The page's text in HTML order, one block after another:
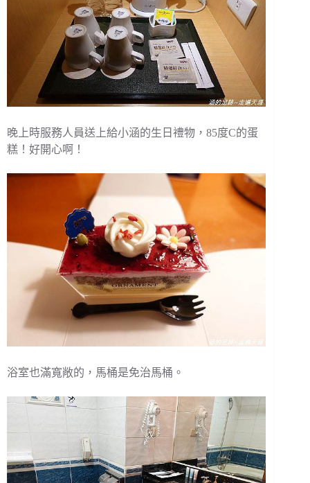
晚上時服務人員送上給小涵的生日禮物，85度C的蛋
糕！好開心啊！
浴室也滿寬敞的，馬桶是免治馬桶。